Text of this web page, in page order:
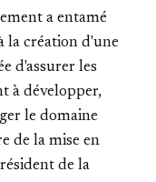
a entamé
la création d'une
d'assurer les
à développer,
le domaine
de la mise en
de la